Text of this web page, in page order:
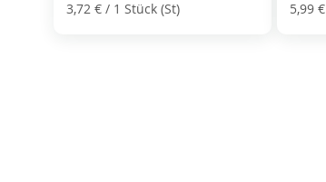
3,72 € / 1 Stück (St) 5,99 €